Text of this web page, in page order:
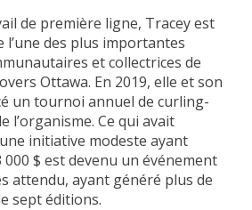
de première ligne, Tracey est
l’une des plus importantes
et collectrices de
Ottawa. En 2019, elle et son
un tournoi annuel de curling-
l’organisme. Ce qui avait
initiative modeste ayant
000 $ est devenu un événement
attendu, ayant généré plus de
sept éditions.